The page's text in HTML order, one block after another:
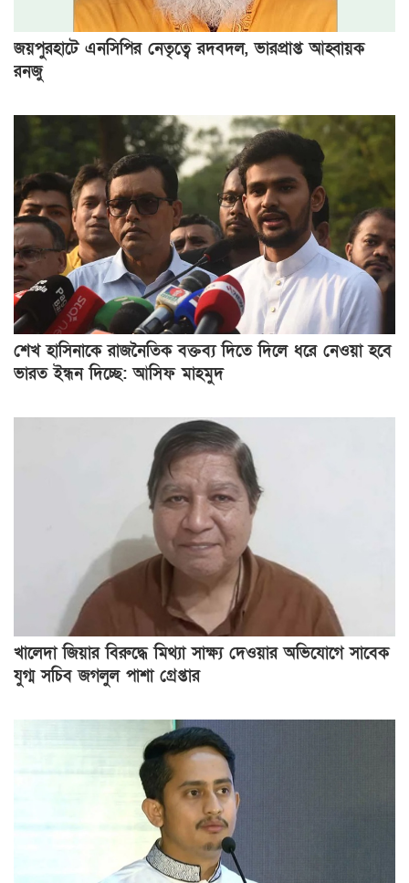
জয়পুরহাটে এনসিপির নেতৃত্বে রদবদল, ভারপ্রাপ্ত আহ্বায়ক
রনজু
শেখ হাসিনাকে রাজনৈতিক বক্তব্য দিতে দিলে ধরে নেওয়া হবে
ভারত ইন্ধন দিচ্ছে: আসিফ মাহমুদ
খালেদা জিয়ার বিরুদ্ধে মিথ্যা সাক্ষ্য দেওয়ার অভিযোগে সাবেক
যুগ্ম সচিব জগলুল পাশা গ্রেপ্তার